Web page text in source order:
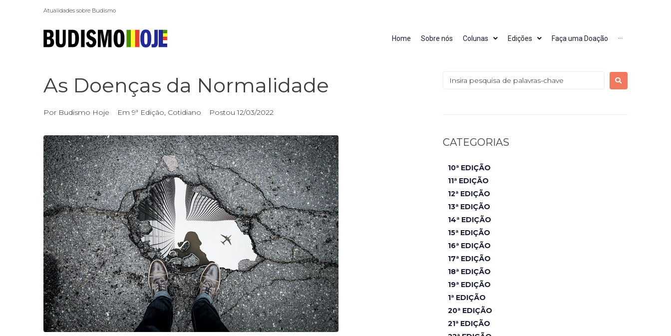
Atualidades sobre Budismo
Home Sobre nós Colunas Edições Faça uma Doação ···
As Doenças da Normalidade
Por Budismo Hoje Em 9ª Edição, Cotidiano Postou12/03/2022
CATEGORIAS
10ª EDIÇÃO
11ª EDIÇÃO
12ª EDIÇÃO
13ª EDIÇÃO
14ª EDIÇÃO
15ª EDIÇÃO
16ª EDIÇÃO
17ª EDIÇÃO
18ª EDIÇÃO
19ª EDIÇÃO
1ª EDIÇÃO
20ª EDIÇÃO
21ª EDIÇÃO